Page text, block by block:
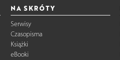
NA SKRÓTY
Serwisy
Czasopisma
Książki
eBooki